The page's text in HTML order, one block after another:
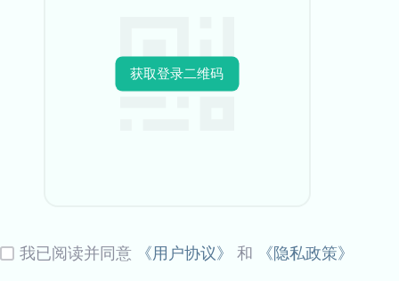
获取登录二维码
我已阅读并同意 《用户协议》 和 《隐私政策》